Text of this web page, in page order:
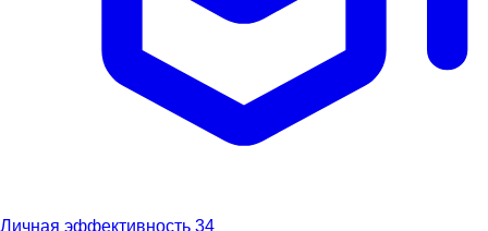
Личная эффективность 34